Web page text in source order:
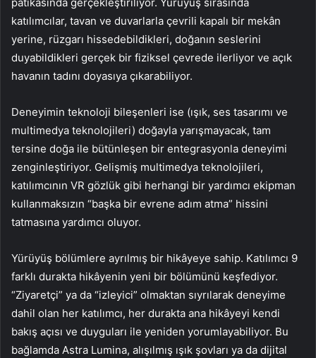
katılımcılar, tavan ve duvarlarla çevrili kapalı bir mekân
yerine, rüzgarı hissedebildikleri, doğanın seslerini
duyabildikleri gerçek bir fiziksel çevrede ilerliyor ve açık
havanın tadını doyasıya çıkarabiliyor.
Deneyimin teknoloji bileşenleri ise (ışık, ses tasarımı ve
multimedya teknolojileri) doğayla yarışmayacak, tam
tersine doğa ile bütünleşen bir entegrasyonla deneyimi
zenginleştiriyor. Gelişmiş multimedya teknolojileri,
katılımcının VR gözlük gibi herhangi bir yardımcı ekipman
kullanmaksızın “başka bir evrene adım atma” hissini
tatmasına yardımcı oluyor.
Yürüyüş bölümlere ayrılmış bir hikâyeye sahip. Katılımcı 9
farklı durakta hikâyenin yeni bir bölümünü keşfediyor.
“Ziyaretçi” ya da “izleyici” olmaktan sıyrılarak deneyime
dahil olan her katılımcı, her durakta ana hikâyeyi kendi
bakış açısı ve duyguları ile yeniden yorumlayabiliyor. Bu
bağlamda Astra Lumina, alışılmış ışık şovları ya da dijital